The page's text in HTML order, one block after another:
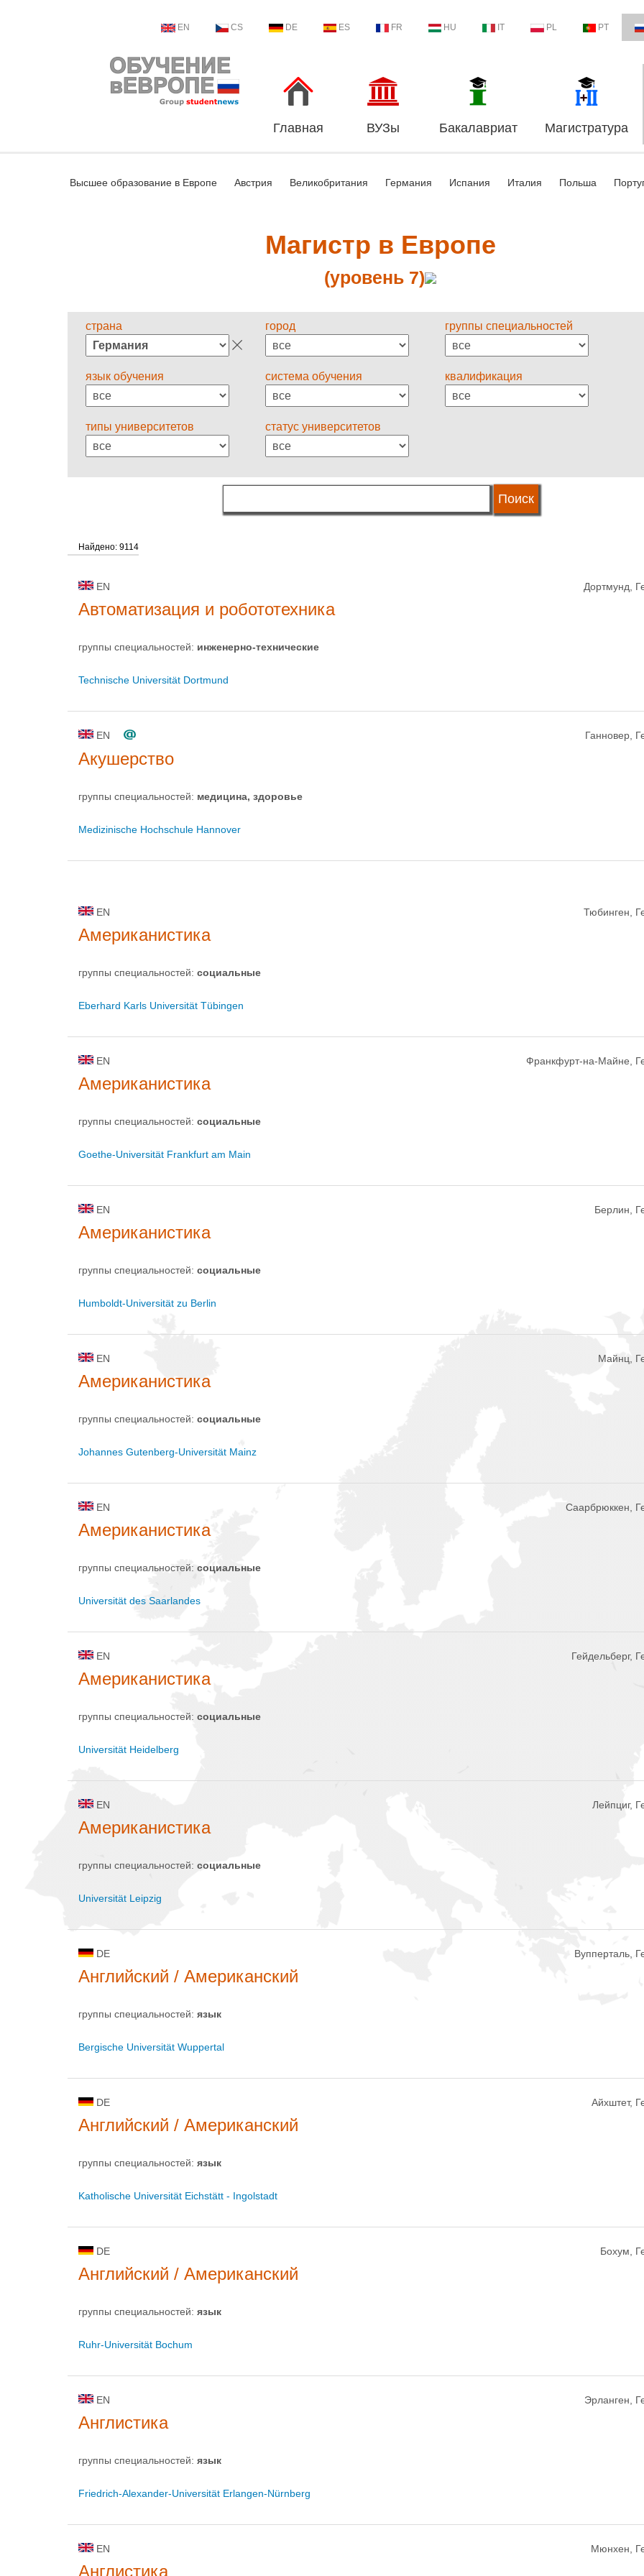
EN CS DE ES FR HU IT PL PT
Главная ВУЗы Бакалавриат Магистратура
Высшее образование в Европе Австрия Великобритания Германия Испания Италия Польша
Магистр в Европе
(уровень 7)
страна город группы специальностей
язык обучения система обучения квалификация
типы университетов статус университетов
Найдено: 9114
EN Дортмунд,
Автоматизация и робототехника
группы специальностей: инженерно-техническиe
Technische Universität Dortmund
EN Ганновер,
Акушерство
группы специальностей: медицина, здоровье
Medizinische Hochschule Hannover
EN Тюбинген,
Американистика
группы специальностей: социальные
Eberhard Karls Universität Tübingen
EN Франкфурт-на-Майне,
Американистика
группы специальностей: социальные
Goethe-Universität Frankfurt am Main
EN Берлин,
Американистика
группы специальностей: социальные
Humboldt-Universität zu Berlin
EN Майнц,
Американистика
группы специальностей: социальные
Johannes Gutenberg-Universität Mainz
EN Саарбрюккен,
Американистика
группы специальностей: социальные
Universität des Saarlandes
EN Гейдельберг,
Американистика
группы специальностей: социальные
Universität Heidelberg
EN Лейпциг,
Американистика
группы специальностей: социальные
Universität Leipzig
DE Вупперталь,
Английский / Американский
группы специальностей: язык
Bergische Universität Wuppertal
DE Айхштет,
Английский / Американский
группы специальностей: язык
Katholische Universität Eichstätt - Ingolstadt
DE Бохум,
Английский / Американский
группы специальностей: язык
Ruhr-Universität Bochum
EN Эрланген,
Англистика
группы специальностей: язык
Friedrich-Alexander-Universität Erlangen-Nürnberg
EN Мюнхен,
Англистика